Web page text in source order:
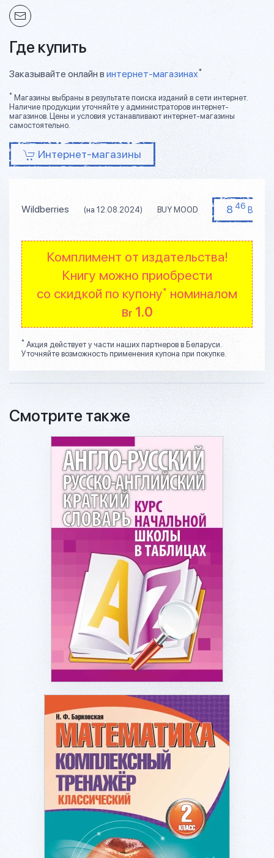
Где купить
Заказывайте онлайн в интернет-магазинах*
* Магазины выбраны в результате поиска изданий в сети интернет.
Наличие продукции уточняйте у администраторов интернет-
магазинов. Цены и условия устанавливают интернет-магазины
самостоятельно.
Интернет-магазины
Wildberries (на 12.08.2024) BUY MOOD 8 46 BYN
Комплимент от издательства!
Книгу можно приобрести
со скидкой по купону* номиналом
Br 1.0
* Акция действует у части наших партнеров в Беларуси.
Уточняйте возможность применения купона при покупке.
Смотрите также
Подробнее...